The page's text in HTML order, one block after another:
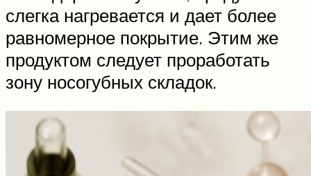
слегка нагревается и дает более
равномерное покрытие. Этим же
продуктом следует проработать
зону носогубных складок.